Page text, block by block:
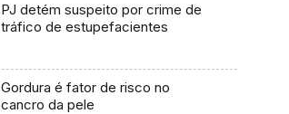
PJ detém suspeito por crime de
tráfico de estupefacientes
Gordura é fator de risco no
cancro da pele